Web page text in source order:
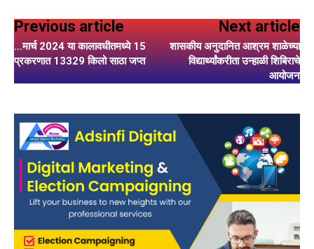
Previous article
…मार्च 2024 या कालावधीतमध्ये 15
प्रकरणात 13329 किलो साठा जप्त
Next article
शासकीय अनुदानित आश्रम शाळेच्या
विद्यार्थ्यांकरीता उन्हाळी शिबिराचे
आयोजन